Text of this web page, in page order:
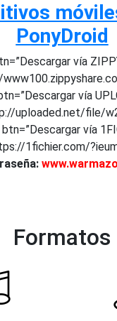
PonyDroid
vía
vía
uploaded.net/file/
btn=”Descargar vía
1fichier.com/
Formatos